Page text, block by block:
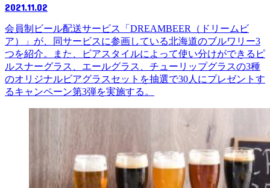
2021.11.02
会員制ビール配送サービス「DREAMBEER（ドリームビ
ア）」が、同サービスに参画している北海道のブルワリー3
つを紹介。また、ビアスタイルによって使い分けができるピ
ルスナーグラス、エールグラス、チューリップグラスの3種
のオリジナルビアグラスセットを抽選で30人にプレゼントす
るキャンペーン第3弾を実施する。